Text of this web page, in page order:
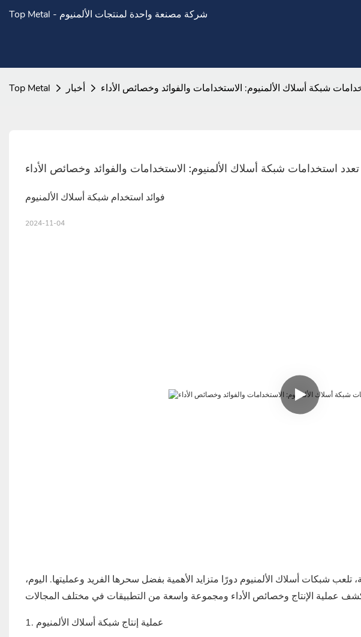
Top Metal - شركة مصنعة واحدة لمنتجات الألمنيوم
Top Metal أخبار شبكة أسلاك الألمنيوم: الاستخدامات والفوائد وخصائص الأداء
استخدامات شبكة أسلاك الألمنيوم: الاستخدامات والفوائد وخصائص الأداء
فوائد استخدام شبكة أسلاك الألمنيوم
2024-11-04
تلعب شبكات أسلاك الألمنيوم دورًا متزايد الأهمية بفضل سحرها الفريد وعمليتها. اليوم،